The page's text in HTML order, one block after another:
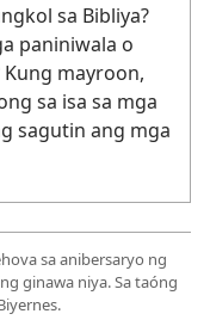
sa Bibliya?
paniniwala o
Kung mayroon,
sa isa sa mga
sagutin ang mga
sa anibersaryo ng
ginawa niya. Sa taóng